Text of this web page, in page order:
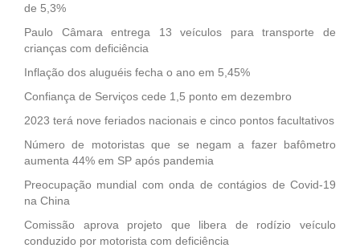
de 5,3%
Paulo Câmara entrega 13 veículos para transporte de
crianças com deficiência
Inflação dos aluguéis fecha o ano em 5,45%
Confiança de Serviços cede 1,5 ponto em dezembro
2023 terá nove feriados nacionais e cinco pontos facultativos
Número de motoristas que se negam a fazer bafômetro
aumenta 44% em SP após pandemia
Preocupação mundial com onda de contágios de Covid-19
na China
Comissão aprova projeto que libera de rodízio veículo
conduzido por motorista com deficiência